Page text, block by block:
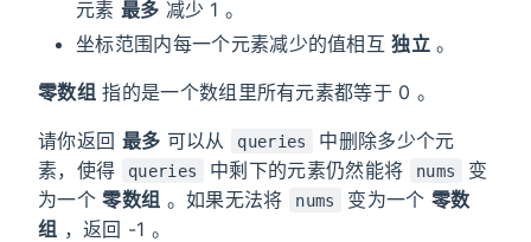
元素 最多 减少 1 。
坐标范围内每一个元素减少的值相互独立 。
零数组 指的是一个数组里所有元素都等于 0 。
请你返回 最多 可以从 queries
中删除多少个元
素，使得
queries 中剩下的元素仍然能将 nums
变
为一个零数组 。如果无法将 nums 变为一个 零数
组 ，返回 -1 。